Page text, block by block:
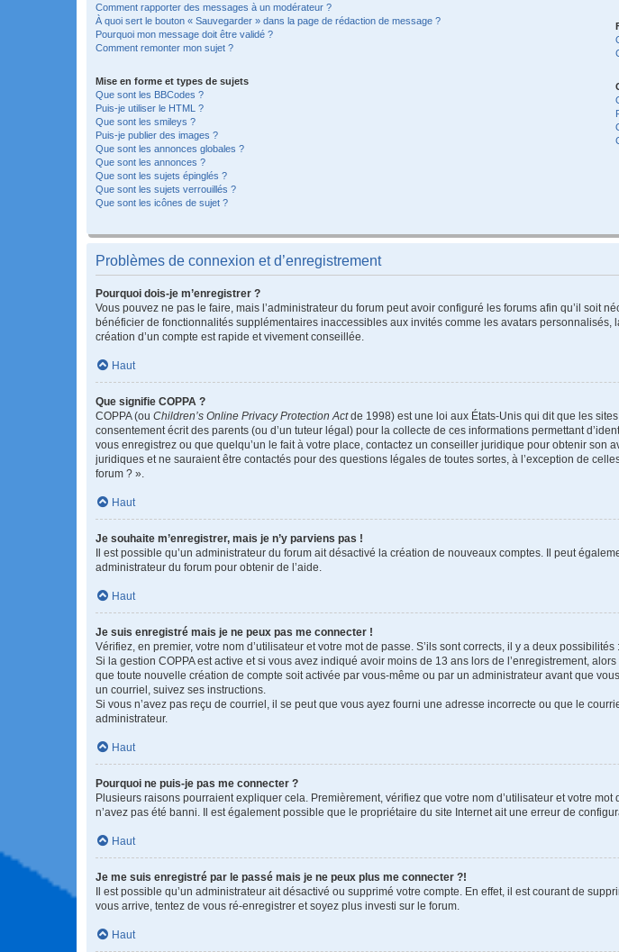
Comment rapporter des messages à un modérateur ?
À quoi sert le bouton « Sauvegarder » dans la page de rédaction de message ?
Pourquoi mon message doit être validé ?
Comment remonter mon sujet ?
Mise en forme et types de sujets
Que sont les BBCodes ?
Puis-je utiliser le HTML ?
Que sont les smileys ?
Puis-je publier des images ?
Que sont les annonces globales ?
Que sont les annonces ?
Que sont les sujets épinglés ?
Que sont les sujets verrouillés ?
Que sont les icônes de sujet ?
Problèmes de connexion et d’enregistrement
Pourquoi dois-je m’enregistrer ?
Vous pouvez ne pas le faire, mais l’administrateur du forum peut avoir configuré les forums afin qu’il soit
bénéficier de fonctionnalités supplémentaires inaccessibles aux invités comme les avatars
création d’un compte est rapide et vivement conseillée.
Haut
Que signifie COPPA ?
COPPA (ou Children’s Online Privacy Protection Actde 1998) est une loi aux États-Unis qui dit que les
consentement écrit des parents (ou d’un tuteur légal) pour la collecte de ces informations permettant
vous enregistrez ou que quelqu’un le fait à votre place, contactez un conseiller juridique pour obtenir
juridiques et ne sauraient être contactés pour des questions légales de toutes sortes, à l’exception de
forum ? ».
Haut
Je souhaite m’enregistrer, mais je n’y parviens pas !
Il est possible qu’un administrateur du forum ait désactivé la création de nouveaux comptes. Il peut
administrateur du forum pour obtenir de l’aide.
Haut
Je suis enregistré mais je ne peux pas me connecter !
Vérifiez, en premier, votre nom d’utilisateur et votre mot de passe. S’ils sont corrects, il y a deux possibilités :
Si la gestion COPPA est active et si vous avez indiqué avoir moins de 13 ans lors de l’enregistrement,
que toute nouvelle création de compte soit activée par vous-même ou par un administrateur avant que
un courriel, suivez ses instructions.
Si vous n’avez pas reçu de courriel, il se peut que vous ayez fourni une adresse incorrecte ou que le
administrateur.
Haut
Pourquoi ne puis-je pas me connecter ?
Plusieurs raisons pourraient expliquer cela. Premièrement, vérifiez que votre nom d’utilisateur et votre
n’avez pas été banni. Il est également possible que le propriétaire du site Internet ait une erreur de
Haut
Je me suis enregistré par le passé mais je ne peux plus me connecter ?!
Il est possible qu’un administrateur ait désactivé ou supprimé votre compte. En effet, il est courant de
vous arrive, tentez de vous ré-enregistrer et soyez plus investi sur le forum.
Haut